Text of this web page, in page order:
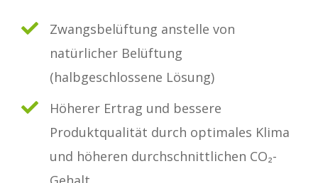
Zwangsbelüftung anstelle von
natürlicher Belüftung
(halbgeschlossene Lösung)
Höherer Ertrag und bessere
Produktqualität durch optimales Klima
und höheren durchschnittlichen CO₂-